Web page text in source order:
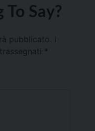
Say?
pubblicato.
*